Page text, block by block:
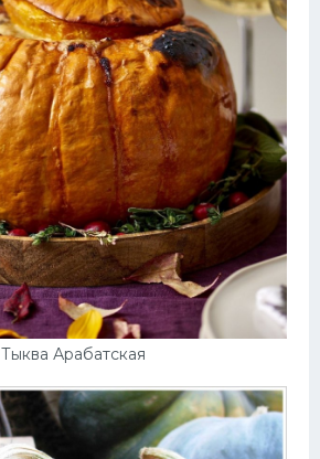
Тыква Арабатская